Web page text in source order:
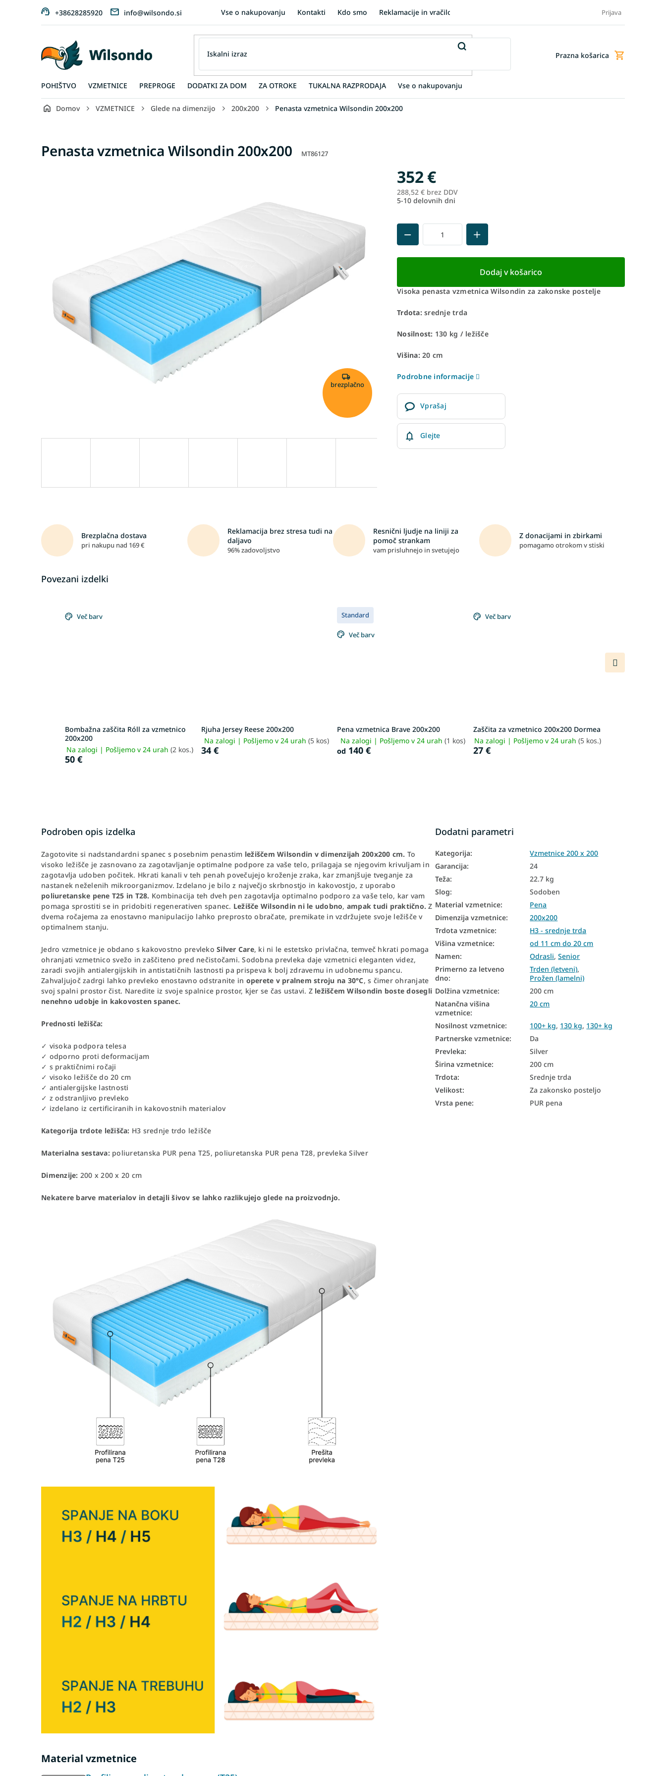
+38628285920 info@wilsondo.si Vse o nakupovanju Kontakti Kdo smo Reklamacije in vračilo blaga Dodatne storitve
Prijava
Nakupovalna
Prazna košarica
POHIŠTVO VZMETNICE PREPROGE DODATKI ZA DOM ZA OTROKE TUKALNA RAZPRODAJA Vse o nakupovanju
Domov VZMETNICE Glede na dimenzijo 200x200 Penasta vzmetnica Wilsondin 200x200
Penasta vzmetnica Wilsondin 200x200 MT86127
brezplačno
352 €
288,52 € brez DDV
5-10 delovnih dni
Dodaj v košarico
Visoka penasta vzmetnica Wilsondin za zakonske postelje
Trdota:srednje trda
Nosilnost: 130 kg / ležišče
Višina:20 cm
Podrobne informacije
Vprašaj
Glejte
Brezplačna dostava
pri nakupu nad 169 €
Reklamacija brez stresa tudi na
daljavo
96% zadovoljstvo
Resnični ljudje na liniji za
pomoč strankam
vam prisluhnejo in svetujejo
Z donacijami in zbirkami
pomagamo otrokom v stiski
Povezani izdelki
Več barv
Bombažna zaščita Róll za vzmetnico
200x200
Na zalogi | Pošljemo v 24 urah (2 kos.)
50 €
Rjuha Jersey Reese 200x200
Na zalogi | Pošljemo v 24 urah (5 kos)
34 €
Standard
Več barv
Pena vzmetnica Brave 200x200
Na zalogi | Pošljemo v 24 urah (1 kos)
od 140 €
Več barv
Zaščita za vzmetnico 200x200 Dormea
Na zalogi | Pošljemo v 24 urah (5 kos.)
27 €
Naslednji
izdelek
Podroben opis izdelka
Zagotovite si nadstandardni spanec s posebnim penastim ležiščem Wilsondin v dimenzijah 200x200 cm. To
visoko ležišče je zasnovano za zagotavljanje optimalne podpore za vaše telo, prilagaja se njegovim krivuljam in
zagotavlja udoben počitek. Hkrati kanali v teh penah povečujejo kroženje zraka, kar zmanjšuje tveganje za
nastanek neželenih mikroorganizmov. Izdelano je bilo z največjo skrbnostjo in kakovostjo, z uporabo
poliuretanske pene T25 in T28. Kombinacija teh dveh pen zagotavlja optimalno podporo za vaše telo, kar vam
pomaga sprostiti se in pridobiti regenerativen spanec. Ležišče Wilsondin ni le udobno, ampak tudi praktično.Z
dvema ročajema za enostavno manipulacijo lahko preprosto obračate, premikate in vzdržujete svoje ležišče v
optimalnem stanju.
Jedro vzmetnice je obdano s kakovostno prevleko Silver Care, ki ni le estetsko privlačna, temveč hkrati pomaga
ohranjati vzmetnico svežo in zaščiteno pred nečistočami. Sodobna prevleka daje vzmetnici eleganten videz,
zaradi svojih antialergijskih in antistatičnih lastnosti pa prispeva k bolj zdravemu in udobnemu spancu.
Zahvaljujoč zadrgi lahko prevleko enostavno odstranite in operete v pralnem stroju na 30°C, s čimer ohranjate
svoj spalni prostor čist. Naredite iz svoje spalnice prostor, kjer se čas ustavi. Zležiščem Wilsondin boste dosegli
nenehno udobje in kakovosten spanec.
Prednosti ležišča:
✓ visoka podpora telesa
✓ odporno proti deformacijam
✓ s praktičnimi ročaji
✓ visoko ležišče do 20 cm
✓ antialergijske lastnosti
✓ z odstranljivo prevleko
✓ izdelano iz certificiranih in kakovostnih materialov
Kategorija trdote ležišča: H3 srednje trdo ležišče
Materialna sestava: poliuretanska PUR pena T25, poliuretanska PUR pena T28, prevleka Silver
Dimenzije: 200 x 200 x 20 cm
Nekatere barve materialov in detajli šivov se lahko razlikujejo glede na proizvodnjo.
Material vzmetnice
Dodatni parametri
Kategorija:
Vzmetnice 200 x 200
Garancija:
24
Teža:
22.7 kg
Slog:
Sodoben
Material vzmetnice:
Pena
Dimenzija vzmetnice:
200x200
Trdota vzmetnice:
H3 - srednje trda
Višina vzmetnice:
od 11 cm do 20 cm
Namen: Odrasli,Senior
Primerno za letveno
dno:
Trden (letveni),
Prožen (lamelni)
Dolžina vzmetnice:
200 cm
Natančna višina
vzmetnice:
20 cm
Nosilnost vzmetnice: 100+ kg, 130 kg, 130+ kg
Partnerske vzmetnice:
Da
Prevleka:
Silver
Širina vzmetnice:
200 cm
Trdota:
Srednje trda
Velikost:
Za zakonsko posteljo
Vrsta pene: PUR pena